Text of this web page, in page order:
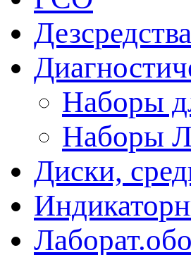
Дезсредства
Наборы
Наборы
Диски,